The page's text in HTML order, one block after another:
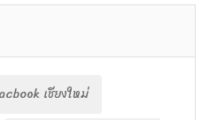
เชียงใหม่